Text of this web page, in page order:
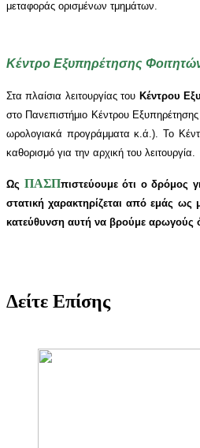
μεταφοράς ορισμένων τμημάτων.
Κέντρο Εξυπηρέτησης
Στα πλαίσια λειτουργίας του Κέντρου
στο Πανεπιστήμιο Κέντρου
ωρολογιακά προγράμματα κ.ά.). Το
καθορισμό για την αρχική του λειτουργία.
Ως ΠΑΣΠπιστεύουμε ότι ο δρόμος
στατική χαρακτηρίζεται από εμάς ως
κατεύθυνση αυτή να βρούμε αρωγούς
Δείτε Επίσης